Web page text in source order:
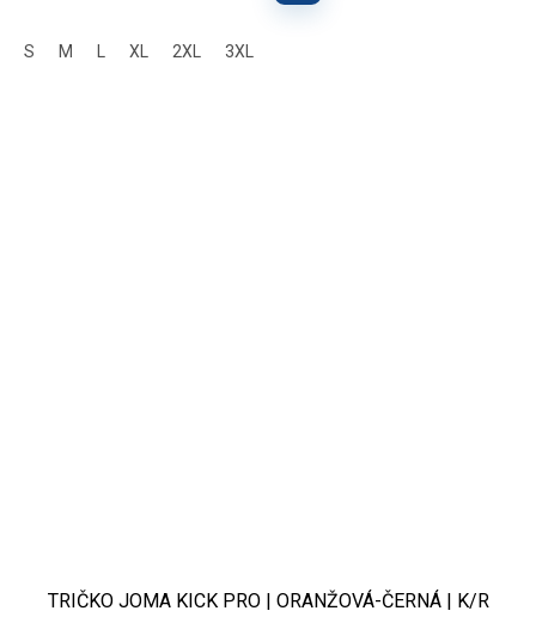
S M L XL 2XL 3XL
TRIČKO JOMA KICK PRO | ORANŽOVÁ-ČERNÁ | K/R